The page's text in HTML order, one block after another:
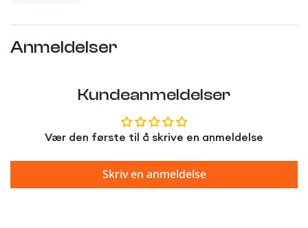
Anmeldelser
Kundeanmeldelser
Vær den første til å skrive en anmeldelse
Skriv en anmeldelse